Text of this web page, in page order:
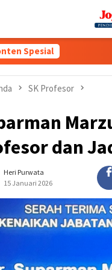
Spesial
SK Profesor
dan
Heri Purwata
15 Januari 2026